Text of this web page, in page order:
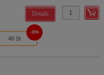
Details
40 St
26%